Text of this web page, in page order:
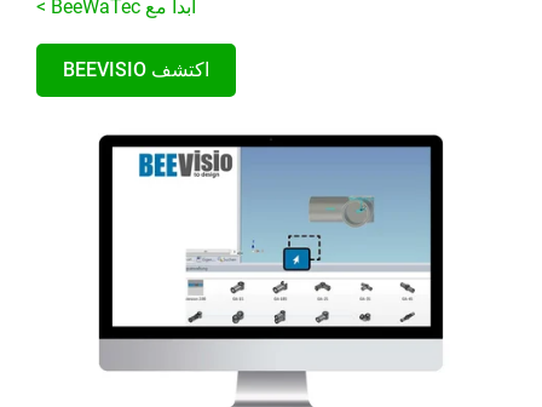
ابدأ مع BeeWaTec >
اكتشف BEEVISIO